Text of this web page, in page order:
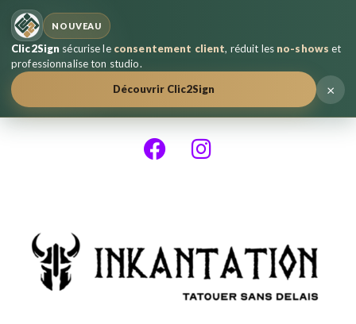
NOUVEAU
Clic2Sign sécurise le consentement client, réduit les no-shows et
professionnalise ton studio.
Découvrir Clic2Sign
×